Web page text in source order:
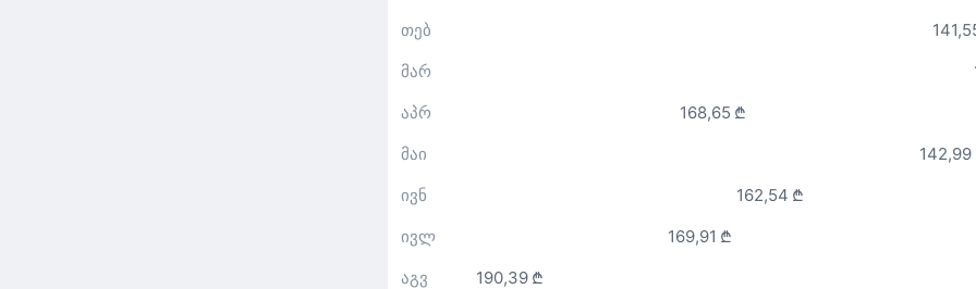
თებ
მარ
168,65 ₾
აპრ
მაი
162,54 ₾
ივნ
169,91 ₾
ივლ
190,39 ₾
აგვ